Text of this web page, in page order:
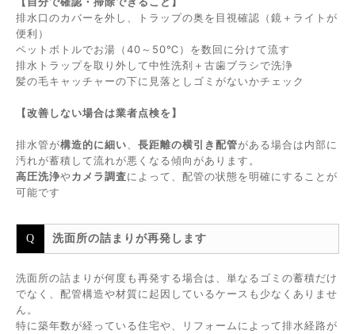
排水口のカバーを外し、トラップの奥を目視確認（鏡＋ライトが
便利）
ペットボトルでお湯（40～50℃）を数回に分けて流す
排水トラップを取り外して中性洗剤＋古歯ブラシで洗浄
髪の毛キャッチャーの下に見落としゴミがないかチェック
【改善しない場合は業者点検を】
排水管が構造的に細い 長距離の横引き配管がある場合は内部に
汚れが蓄積して流れが悪くなる傾向があります。
高圧洗浄やカメラ調査によって、配管の状態を明確にすることが
可能です
洗面所の詰まりが再発します
洗面所の詰まりが何度も再発する場合は、単なるゴミの蓄積だけ
でなく、配管構造や材質に起因しているケースも少なくありませ
ん。
特に築年数が経っている住宅や、リフォームによって排水経路が